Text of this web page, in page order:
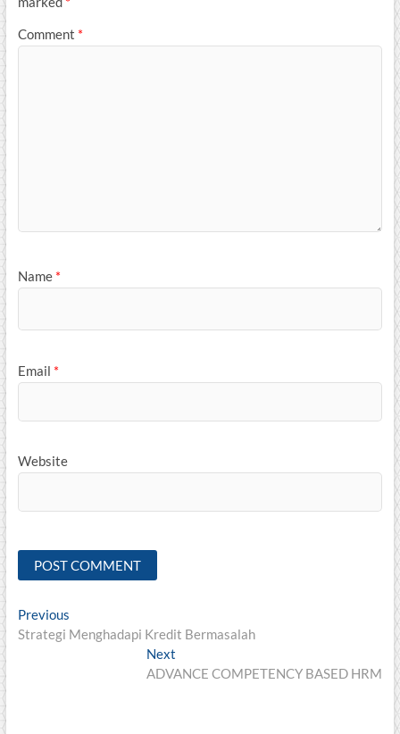
Comment *
Name *
Email *
Website
Post
navigation
PreviousPrevious
post:
Strategi Menghadapi Kredit Bermasalah
Next
post:
ADVANCE COMPETENCY BASED HRM